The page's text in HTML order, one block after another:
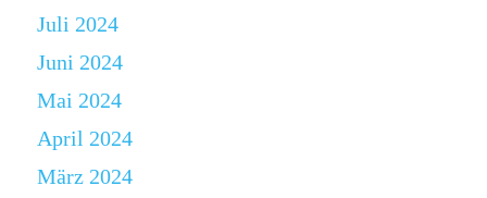
Juli 2024
Juni 2024
Mai 2024
April 2024
März 2024